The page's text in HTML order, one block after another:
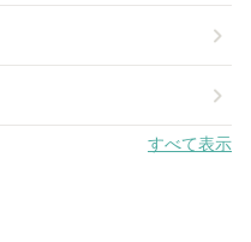
chevron_right
chevron_right
すべて表示